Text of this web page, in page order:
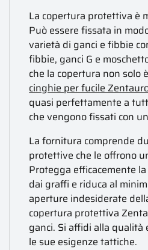
La copertura protettiva è
Può essere fissata in
varietà di ganci e fibbie
fibbie, ganci G e
che la copertura non solo
cinghie per fucile
quasi perfettamente a
che vengono fissati con
La fornitura comprende
protettive che le offrono
Protegga efficacemente
dai graffi e riduca al
aperture indesiderate
copertura protettiva
ganci. Si affidi alla qualità
le sue esigenze tattiche.